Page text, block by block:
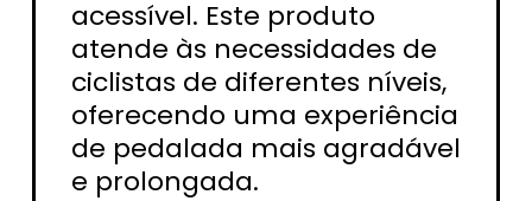
acessível. Este produto
atende às necessidades de
ciclistas de diferentes níveis,
oferecendo uma experiência
de pedalada mais agradável
e prolongada.